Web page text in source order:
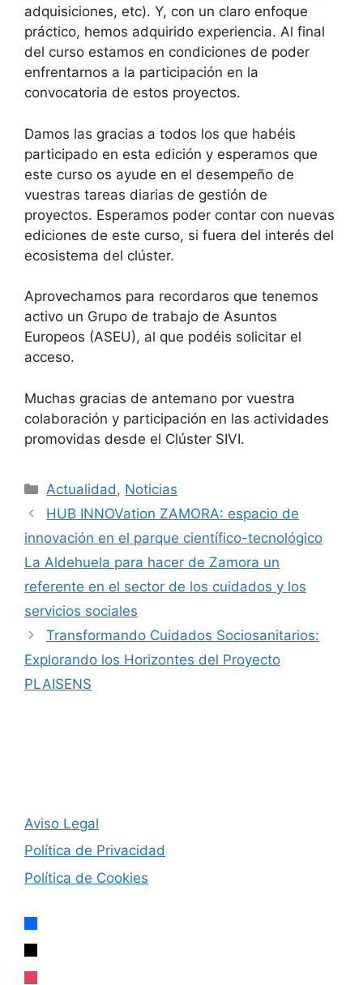
adquisiciones, etc). Y, con un claro enfoque
práctico, hemos adquirido experiencia. Al final
del curso estamos en condiciones de poder
enfrentarnos a la participación en la
convocatoria de estos proyectos.
Damos las gracias a todos los que habéis
participado en esta edición y esperamos que
este curso os ayude en el desempeño de
vuestras tareas diarias de gestión de
proyectos. Esperamos poder contar con nuevas
ediciones de este curso, si fuera del interés del
ecosistema del clúster.
Aprovechamos para recordaros que tenemos
activo un Grupo de trabajo de Asuntos
Europeos (ASEU), al que podéis solicitar el
acceso.
Muchas gracias de antemano por vuestra
colaboración y participación en las actividades
promovidas desde el Clúster SIVI.
Categorías
Actualidad , Noticias
HUB INNOVation ZAMORA: espacio de
innovación en el parque científico-tecnológico
La Aldehuela para hacer de Zamora un
referente en el sector de los cuidados y los
servicios sociales
Transformando Cuidados Sociosanitarios:
Explorando los Horizontes del Proyecto
PLAISENS
Aviso Legal
Política de Privacidad
Política de Cookies
facebook
x
instagram